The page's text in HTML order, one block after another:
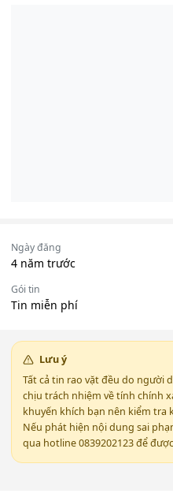
Ngày đăng
4 năm trước
Gói tin
Tin miễn phí
Lưu ý
Tất cả tin rao vặt đều do người
chịu trách nhiệm về tính chính
khuyến khích bạn nên kiểm
Nếu phát hiện nội dung sai
qua hotline 0839202123 để